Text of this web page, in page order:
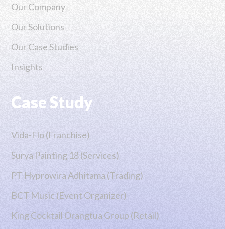
Our Company
Our Solutions
Our Case Studies
Insights
Case Study
Vida-Flo (Franchise)
Surya Painting 18 (Services)
PT Hyprowira Adhitama (Trading)
BCT Music (Event Organizer)
King Cocktail Orangtua Group (Retail)